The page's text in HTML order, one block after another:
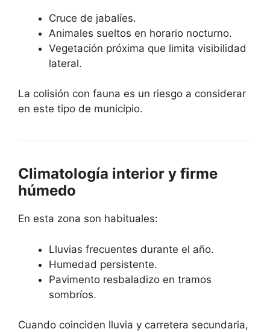
Cruce de jabalíes.
Animales sueltos en horario nocturno.
Vegetación próxima que limita visibilidad
lateral.
La colisión con fauna es un riesgo a considerar
en este tipo de municipio.
Climatología interior y firme
húmedo
En esta zona son habituales:
Lluvias frecuentes durante el año.
Humedad persistente.
Pavimento resbaladizo en tramos
sombríos.
Cuando coinciden lluvia y carretera secundaria,